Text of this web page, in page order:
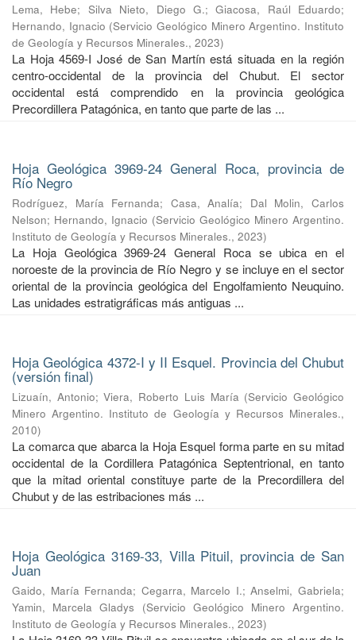
Lema, Hebe; Silva Nieto, Diego G.;Giacosa, Raúl Eduardo;
Hernando, Ignacio (Servicio Geológico Minero Argentino. Instituto
de Geología y Recursos Minerales., 2023)
La Hoja 4569-I José de San Martín está situada en la región
centro-occidental de la provincia del Chubut. El sector
occidental está comprendido en la provincia geológica
Precordillera Patagónica, en tanto que parte de las ...
Hoja Geológica 3969-24 General Roca, provincia de
Río Negro
Rodríguez, María Fernanda; Casa, Analía; Dal Molin, Carlos
Nelson; Hernando, Ignacio (Servicio Geológico Minero Argentino.
Instituto de Geología y Recursos Minerales., 2023)
La Hoja Geológica 3969-24 General Roca se ubica en el
noroeste de la provincia de Río Negro y se incluye en el sector
oriental de la provincia geológica del Engolfamiento Neuquino.
Las unidades estratigráficas más antiguas ...
Hoja Geológica 4372-I y II Esquel. Provincia del Chubut
(versión final)
Lizuaín, Antonio;Viera, Roberto Luis María (Servicio Geológico
Minero Argentino. Instituto de Geología y Recursos Minerales.,
2010)
La comarca que abarca la Hoja Esquel forma parte en su mitad
occidental de la Cordillera Patagónica Septentrional, en tanto
que la mitad oriental constituye parte de la Precordillera del
Chubut y de las estribaciones más ...
Hoja Geológica 3169-33, Villa Pituil, provincia de San
Juan
Gaido, María Fernanda; Cegarra, Marcelo I.;Anselmi, Gabriela;
Yamin, Marcela Gladys
(Servicio Geológico Minero Argentino.
Instituto de Geología y Recursos Minerales., 2023)